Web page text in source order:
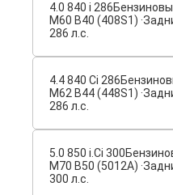
4.0 840 i 286
M60 B40 (408S1) ·
286 л.с.
4.4 840 Ci 286
M62 B44 (448S1) ·
286 л.с.
5.0 850 i.Ci 300
M70 B50 (5012A) ·
300 л.с.